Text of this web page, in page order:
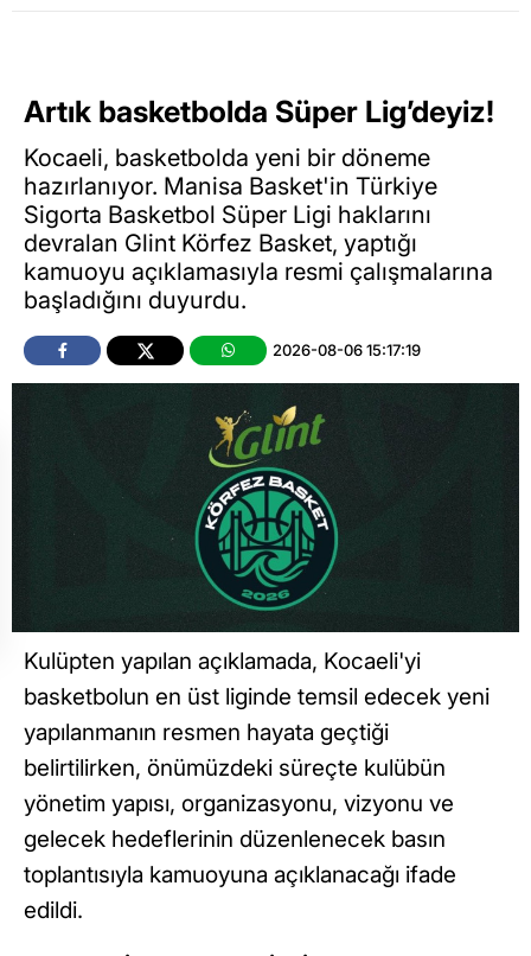
Artık basketbolda Süper Lig’deyiz!
Kocaeli, basketbolda yeni bir döneme
hazırlanıyor. Manisa Basket'in Türkiye
Sigorta Basketbol Süper Ligi haklarını
devralan Glint Körfez Basket, yaptığı
kamuoyu açıklamasıyla resmi çalışmalarına
başladığını duyurdu.
2026-08-06 15:17:19
Kulüpten yapılan açıklamada, Kocaeli'yi
basketbolun en üst liginde temsil edecek yeni
yapılanmanın resmen hayata geçtiği
belirtilirken, önümüzdeki süreçte kulübün
yönetim yapısı, organizasyonu, vizyonu ve
gelecek hedeflerinin düzenlenecek basın
toplantısıyla kamuoyuna açıklanacağı ifade
edildi.